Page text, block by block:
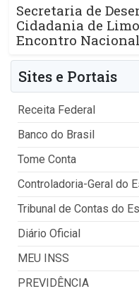
Secretaria de
Cidadania de
Encontro Nacional
Sites e Portais
Receita Federal
Banco do Brasil
Tome Conta
Controladoria-Geral do
Tribunal de Contas do
Diário Oficial
MEU INSS
PREVIDÊNCIA